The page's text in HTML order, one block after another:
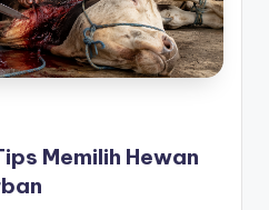
Memilih Hewan